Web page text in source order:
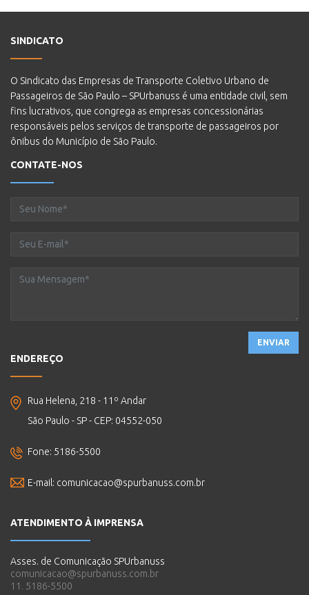
SINDICATO
O Sindicato das Empresas de Transporte Coletivo Urbano de
Passageiros de São Paulo – SPUrbanuss é uma entidade civil, sem
fins lucrativos, que congrega as empresas concessionárias
responsáveis pelos serviços de transporte de passageiros por
ônibus do Município de São Paulo.
CONTATE-NOS
ENVIAR
ENDEREÇO
Rua Helena, 218 - 11º Andar
São Paulo - SP - CEP: 04552-050
Fone: 5186-5500
E-mail: comunicacao@spurbanuss.com.br
ATENDIMENTO À IMPRENSA
Asses. de Comunicação SPUrbanuss
comunicacao@spurbanuss.com.br
11. 5186-5500